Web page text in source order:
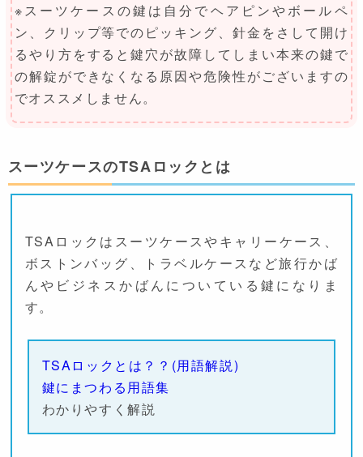
※スーツケースの鍵は自分でヘアピンやボールペ
ン、クリップ等でのピッキング、針金をさして開け
るやり方をすると鍵穴が故障してしまい本来の鍵で
の解錠ができなくなる原因や危険性がございますの
でオススメしません。
スーツケースのTSAロックとは
TSAロックはスーツケースやキャリーケース、
ボストンバッグ、トラベルケースなど旅行かば
んやビジネスかばんについている鍵になりま
す。
TSAロックとは？？(用語解説)
鍵にまつわる用語集
わかりやすく解説